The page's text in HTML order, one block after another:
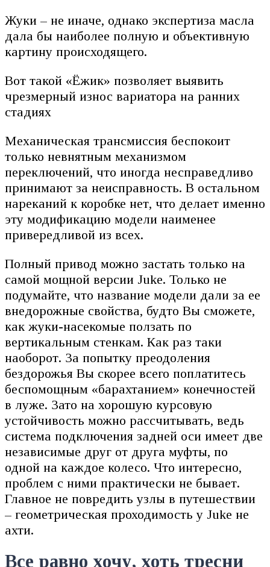
Жуки – не иначе, однако экспертиза масла
дала бы наиболее полную и объективную
картину происходящего.
Вот такой «Ёжик» позволяет выявить
чрезмерный износ вариатора на ранних
стадиях
Механическая трансмиссия беспокоит
только невнятным механизмом
переключений, что иногда несправедливо
принимают за неисправность. В остальном
нареканий к коробке нет, что делает именно
эту модификацию модели наименее
привередливой из всех.
Полный привод можно застать только на
самой мощной версии Juke. Только не
подумайте, что название модели дали за ее
внедорожные свойства, будто Вы сможете,
как жуки-насекомые ползать по
вертикальным стенкам. Как раз таки
наоборот. За попытку преодоления
бездорожья Вы скорее всего поплатитесь
беспомощным «барахтанием» конечностей
в луже. Зато на хорошую курсовую
устойчивость можно рассчитывать, ведь
система подключения задней оси имеет две
независимые друг от друга муфты, по
одной на каждое колесо. Что интересно,
проблем с ними практически не бывает.
Главное не повредить узлы в путешествии
– геометрическая проходимость у Juke не
ахти.
Все равно хочу, хоть тресни